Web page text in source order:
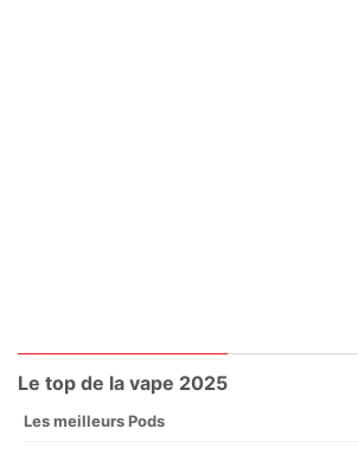
Le top de la vape 2025
Les meilleurs Pods